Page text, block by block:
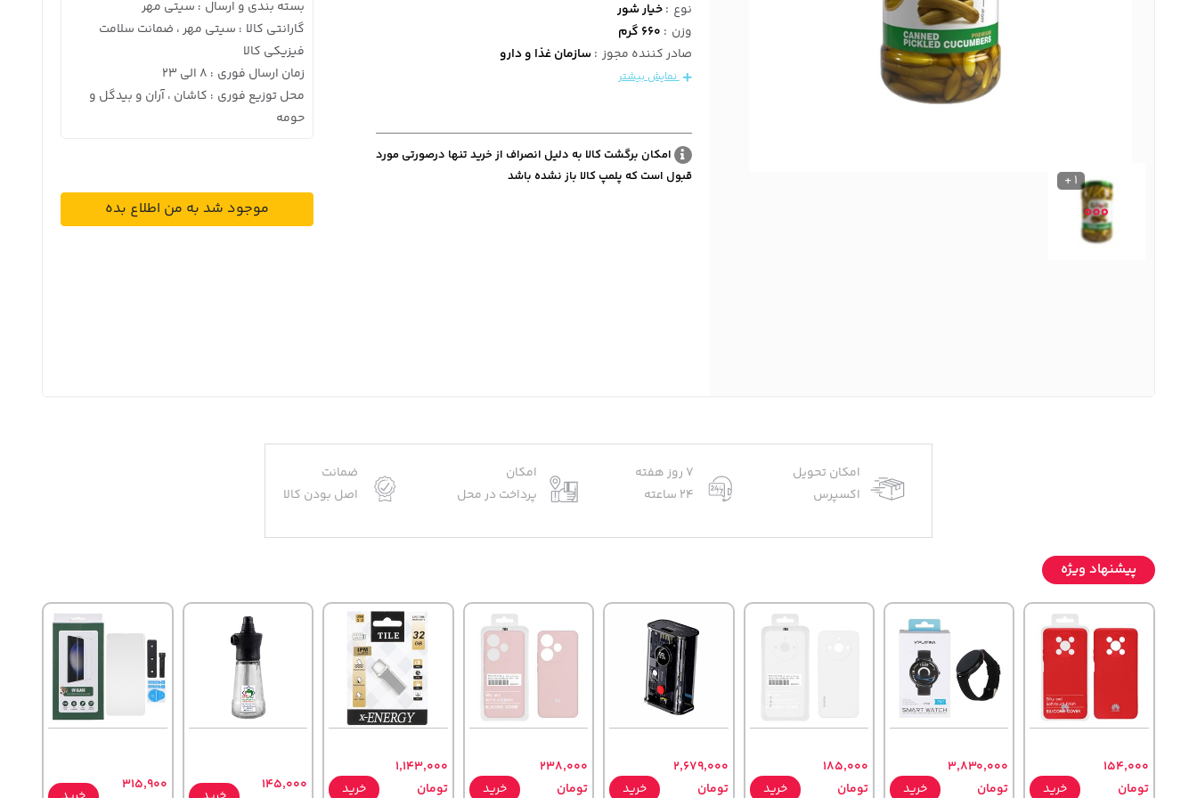
نوشیدنی ها
روشنایی و الکتریکی
1 +
نوع :خیار شور
وزن : 660 گرم
صادر کننده مجوز :سازمان غذا و دارو
نمایش بیشتر
امکان برگشت کالا به دلیل انصراف از خرید تنها درصورتی مورد
قبول است که پلمپ کالا باز نشده باشد
بسته بندی و ارسال : سیتی مهر
گارانتی کالا : سیتی مهر ، ضمانت سلامت
فیزیکی کالا
زمان ارسال فوری : 8 الی 23
محل توزیع فوری : کاشان ، آران و بیدگل و
حومه
موجود شد به من اطلاع بده
امکان تحویل
اکسپرس
7 روز هفته
24 ساعته
امکان
پرداخت در محل
ضمانت
اصل بودن کالا
پیشنهاد ویژه
154,000
تومان
خرید
3,830,000
تومان
خرید
185,000
تومان
خرید
2,679,000
تومان
خرید
238,000
تومان
خرید
1,143,000
تومان
خرید
145,000
315,900